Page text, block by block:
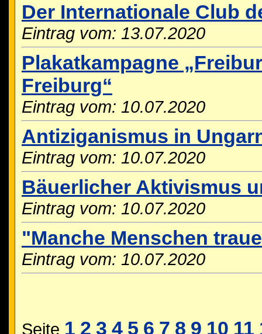
Der Internationale Club
Eintrag vom: 13.07.2020
Plakatkampagne
Freiburg“
Eintrag vom: 10.07.2020
Antiziganismus in
Eintrag vom: 10.07.2020
Bäuerlicher Aktivismus
Eintrag vom: 10.07.2020
"Manche Menschen
Eintrag vom: 10.07.2020
Seite 1 2 3 4 5 6 7 8 9 10 11